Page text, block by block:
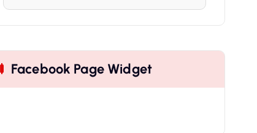
Facebook Page Widget